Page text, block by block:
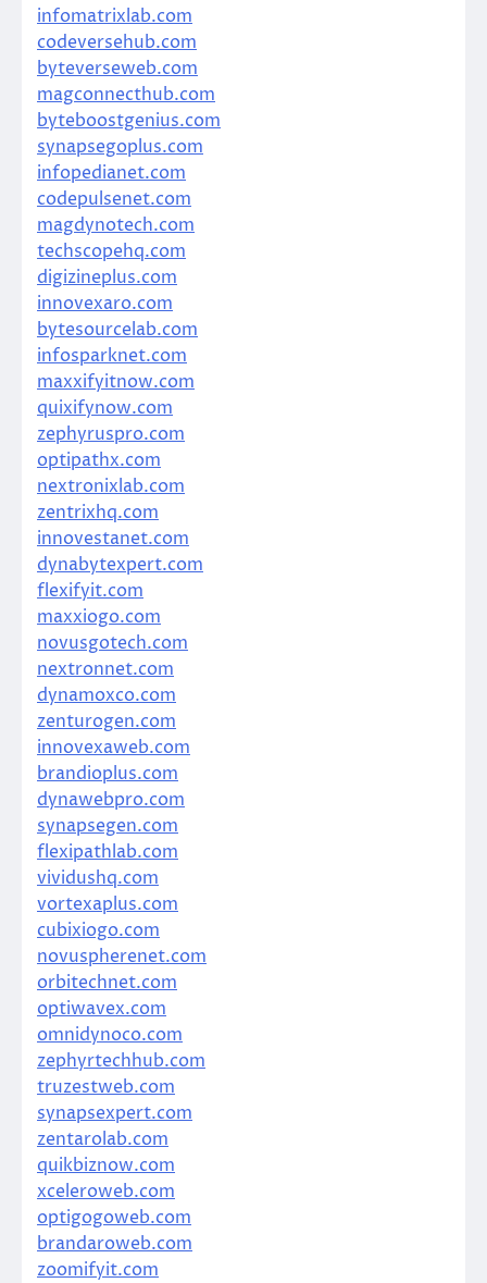
infomatrixlab.com
codeversehub.com
byteverseweb.com
magconnecthub.com
byteboostgenius.com
synapsegoplus.com
infopedianet.com
codepulsenet.com
magdynotech.com
techscopehq.com
digizineplus.com
innovexaro.com
bytesourcelab.com
infosparknet.com
maxxifyitnow.com
quixifynow.com
zephyruspro.com
optipathx.com
nextronixlab.com
zentrixhq.com
innovestanet.com
dynabytexpert.com
flexifyit.com
maxxiogo.com
novusgotech.com
nextronnet.com
dynamoxco.com
zenturogen.com
innovexaweb.com
brandioplus.com
dynawebpro.com
synapsegen.com
flexipathlab.com
vividushq.com
vortexaplus.com
cubixiogo.com
novuspherenet.com
orbitechnet.com
optiwavex.com
omnidynoco.com
zephyrtechhub.com
truzestweb.com
synapsexpert.com
zentarolab.com
quikbiznow.com
xceleroweb.com
optigogoweb.com
brandaroweb.com
zoomifyit.com